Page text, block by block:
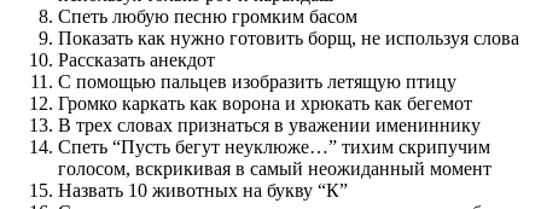
Спеть любую песню громким басом
Показать как нужно готовить борщ, не используя слова
Рассказать анекдот
С помощью пальцев изобразить летящую птицу
Громко каркать как ворона и хрюкать как бегемот
В трех словах признаться в уважении имениннику
Спеть “Пусть бегут неуклюже…” тихим скрипучим
голосом, вскрикивая в самый неожиданный момент
Назвать 10 животных на букву “К”